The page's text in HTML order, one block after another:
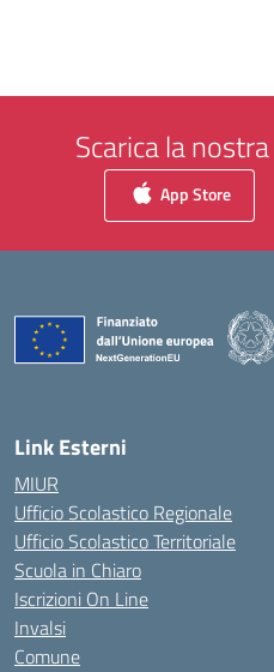
Scarica la
App Store
Link Esterni
MIUR
Ufficio Scolastico Regionale
Ufficio Scolastico Territoriale
Scuola in Chiaro
Iscrizioni On Line
Invalsi
Comune